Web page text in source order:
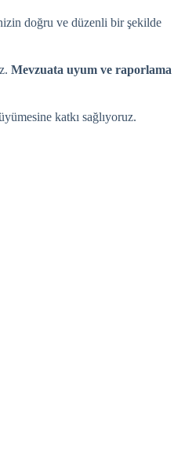
doğru ve düzenli bir şekilde
Mevzuata uyum ve raporlama
katkı sağlıyoruz.